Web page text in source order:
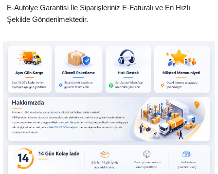
E-Autolye Garantisi İle Siparişleriniz E-Faturalı ve En Hızlı
Şekilde Gönderilmektedir.